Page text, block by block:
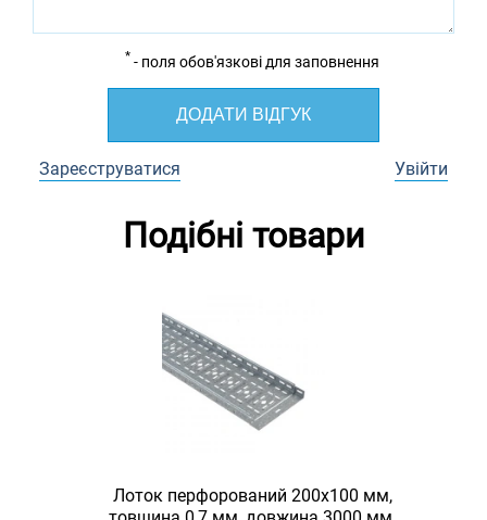
* - поля обов'язкові для заповнення
ДОДАТИ ВІДГУК
Зареєструватися Увійти
Подібні товари
Лоток перфорований 200х100 мм,